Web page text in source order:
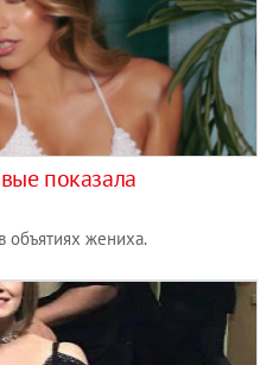
показала
объятиях жениха.